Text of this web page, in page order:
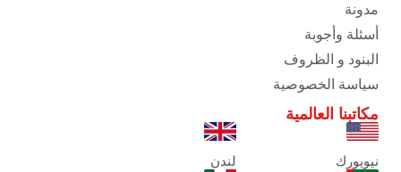
مدونة
أسئلة وأجوبة
البنود و الظروف
سياسة الخصوصية
مكاتبنا العالمية
نيويورك لندن